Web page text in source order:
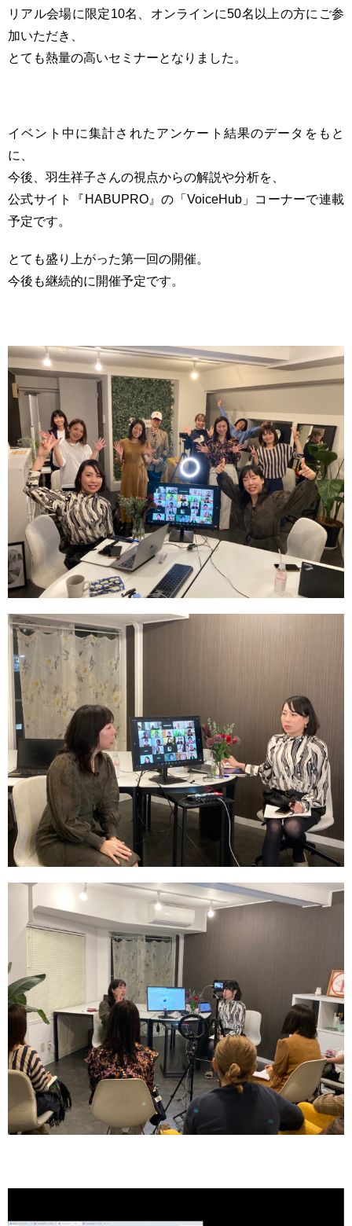
リアル会場に限定10名、オンラインに50名以上の方にご参
加いただき、
とても熱量の高いセミナーとなりました。
イベント中に集計されたアンケート結果のデータをもと
に、
今後、羽生祥子さんの視点からの解説や分析を、
公式サイト『HABUPRO』の「VoiceHub」コーナーで連載
予定です。
とても盛り上がった第一回の開催。
今後も継続的に開催予定です。